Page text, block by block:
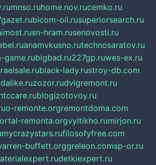
mnso.ruhome.nov.rucemko.ru
bicom-oil.rusuperiorsearch.ru
sn-hram.rusenovosti.ru
anamvkusno.rutechnosaratov.ru
game.rubigbad.ru227gp.ruwes-ex.ru
black-lady.rustroy-db.com
zozor.rudvigremont.ru
blogizotovoy.ru
o-remonte.orgremontdoma.com
remonta.orgvyitikho.rumirjon.ru
mycrazystars.rufilosofyfree.com
buffett.orggreleon.comsp-or.ru
detkiexpert.ru